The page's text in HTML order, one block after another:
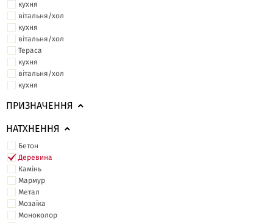
кухня
вітальня/хол
кухня
вітальня/хол
Тераса
кухня
вітальня/хол
кухня
ПРИЗНАЧЕННЯ
НАТХНЕННЯ
Бетон
Деревина
Камінь
Мармур
Метал
Мозаїка
Моноколор